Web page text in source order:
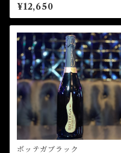
¥12,650
ボッテガブラック